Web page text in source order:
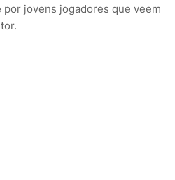
jovens jogadores que veem